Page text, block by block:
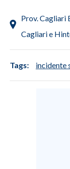
Prov. Cagliari
Cagliari e
Tags: incidente